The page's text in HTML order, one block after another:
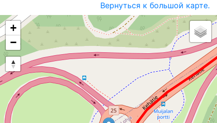
Вернуться к большой карте.
+
−